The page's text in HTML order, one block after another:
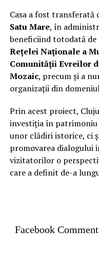
Casa a fost transferată
Satu Mare, în
beneficiind totodată de
Rețelei Naționale a
Comunității Evreilor
Mozaic, precum și a
organizații din
Prin acest proiect,
investiția în patrimoniu
unor clădiri istorice, ci
promovarea
vizitatorilor o
care a definit de-a
Facebook